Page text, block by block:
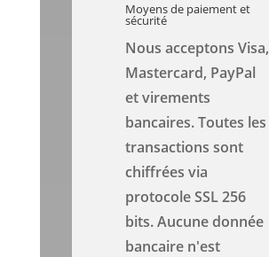
Moyens de paiement et
sécurité
Nous acceptons Visa,
Mastercard, PayPal
et virements
bancaires. Toutes les
transactions sont
chiffrées via
protocole SSL 256
bits. Aucune donnée
bancaire n'est